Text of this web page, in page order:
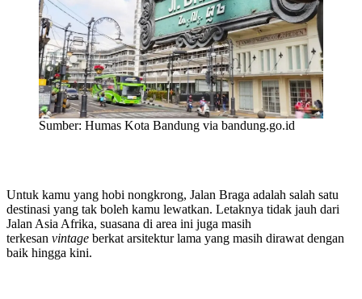
Sumber: Humas Kota Bandung via bandung.go.id
Untuk kamu yang hobi nongkrong, Jalan Braga adalah salah satu
destinasi yang tak boleh kamu lewatkan. Letaknya tidak jauh dari
Jalan Asia Afrika, suasana di area ini juga masih
terkesan vintage berkat arsitektur lama yang masih dirawat dengan
baik hingga kini.